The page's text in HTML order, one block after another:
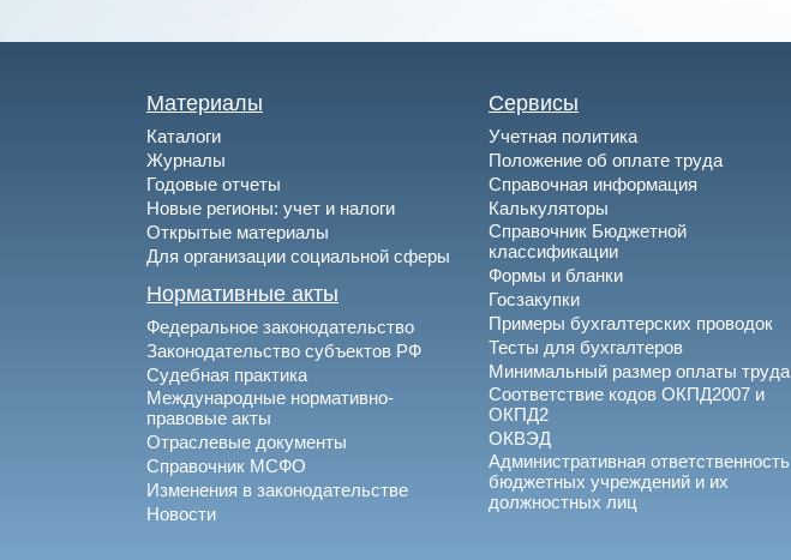
Материалы
Каталоги
Журналы
Годовые отчеты
Новые регионы: учет и налоги
Открытые материалы
Для организации социальной сферы
Нормативные акты
Федеральное законодательство
Законодательство субъектов РФ
Судебная практика
Международные нормативно-
правовые акты
Отраслевые документы
Справочник МСФО
Изменения в законодательстве
Новости
Сервисы
Учетная политика
Положение об оплате труда
Справочная информация
Калькуляторы
Справочник Бюджетной
классификации
Формы и бланки
Госзакупки
Примеры бухгалтерских проводок
Тесты для бухгалтеров
Минимальный размер оплаты труда
Соответствие кодов ОКПД2007 и
ОКПД2
ОКВЭД
Административная ответственность
бюджетных учреждений и их
должностных лиц